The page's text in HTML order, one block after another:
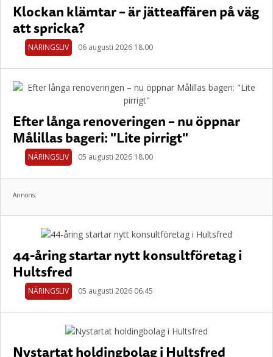
Klockan klämtar – är jätteaffären på väg
att spricka?
NÄRINGSLIV 06 augusti 2026 18.00
Efter långa renoveringen – nu öppnar
Målillas bageri: "Lite pirrigt"
NÄRINGSLIV 05 augusti 2026 18.00
Annons:
44-åring startar nytt konsultföretag i
Hultsfred
NÄRINGSLIV 05 augusti 2026 06.45
Nystartat holdingbolag i Hultsfred